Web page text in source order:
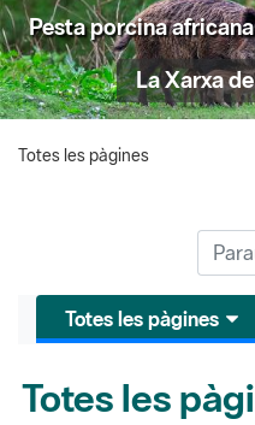
Pesta porcina africana
La Xarxa
Totes les pàgines
Totes les pàgines
Totes les